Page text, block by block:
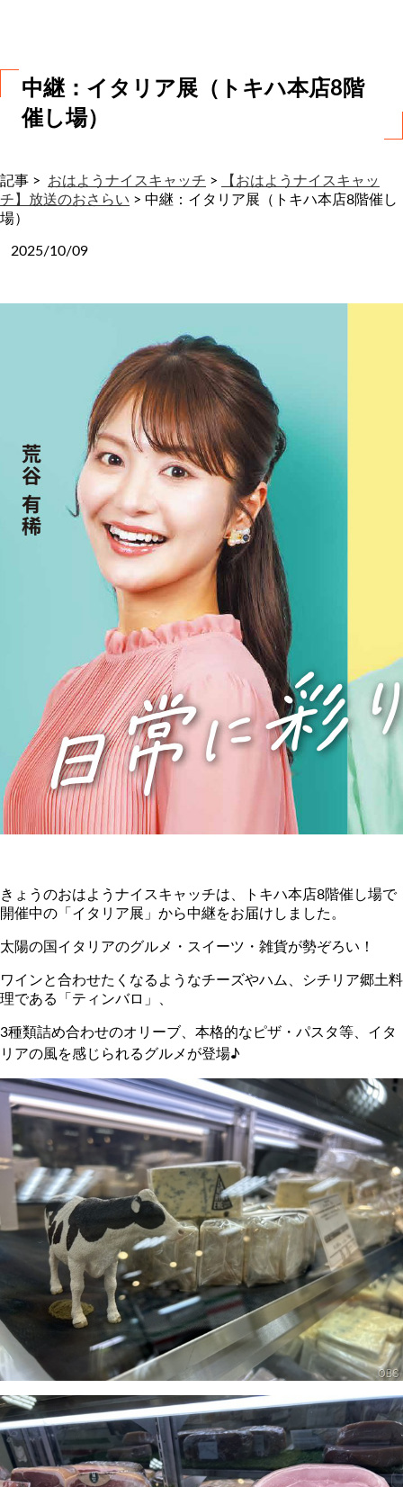
中継：イタリア展（トキハ本店8階
催し場）
記事 > おはようナイスキャッチ >
【おはようナイスキャッ
チ】放送のおさらい > 中継：イタリア展（トキハ本店8階催し
場）
2025/10/09
きょうのおはようナイスキャッチは、トキハ本店8階催し場で
開催中の「イタリア展」から中継をお届けしました。
太陽の国イタリアのグルメ・スイーツ・雑貨が勢ぞろい！
ワインと合わせたくなるようなチーズやハム、シチリア郷土料
理である「ティンバロ」、
3種類詰め合わせのオリーブ、本格的なピザ・パスタ等、イタ
リアの風を感じられるグルメが登場♪